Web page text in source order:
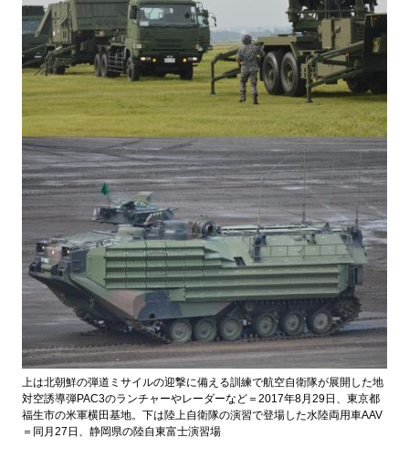
上は北朝鮮の弾道ミサイルの迎撃に備える訓練で航空自衛隊が展開した地
対空誘導弾PAC3のランチャーやレーダーなど＝2017年8月29日、東京都
福生市の米軍横田基地。下は陸上自衛隊の演習で登場した水陸両用車AAV
＝同月27日、静岡県の陸自東富士演習場